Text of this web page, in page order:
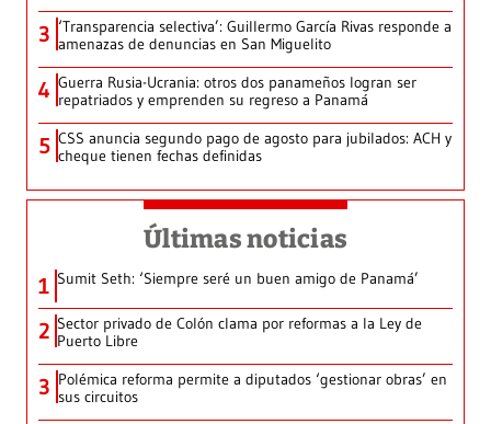
3 ‘Transparencia selectiva’: Guillermo García Rivas responde a
amenazas de denuncias en San Miguelito
4 Guerra Rusia-Ucrania: otros dos panameños logran ser
repatriados y emprenden su regreso a Panamá
5 CSS anuncia segundo pago de agosto para jubilados: ACH y
cheque tienen fechas definidas
Últimas noticias
1 Sumit Seth: ‘Siempre seré un buen amigo de Panamá’
2 Sector privado de Colón clama por reformas a la Ley de
Puerto Libre
3 Polémica reforma permite a diputados ‘gestionar obras’ en
sus circuitos